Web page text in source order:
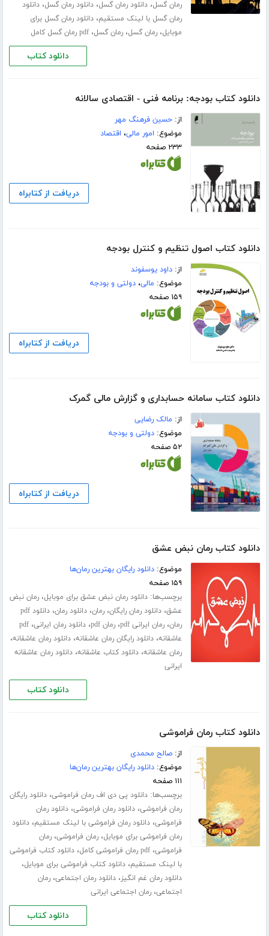
رمان گسل،دانلود رمان گسل،دانلود رمان گسل،دانلود
رمان گسل با لینک مستقیم،دانلود رمان گسل برای
موبایل،رمان گسل،رمان گسل،pdf رمان گسل کامل
دانلود کتاب
دانلود کتاب بودجه: برنامه فنی - اقتصادی سالانه
از:حسین فرهنگ مهر
موضوع: امور مالی، اقتصاد
۲۳۳ صفحه
دریافت از کتابراه
دانلود کتاب اصول تنظیم و کنترل بودجه
از:داود یوسفوند
موضوع: مالی،دولتی و بودجه
۱۵۹ صفحه
دریافت از کتابراه
دانلود کتاب سامانه حسابداری و گزارش مالی گمرک
از: مالک رضایی
موضوع:دولتی و بودجه
۵۲ صفحه
دریافت از کتابراه
دانلود کتاب رمان نبض عشق
موضوع:دانلود رایگان بهترین رمان‌ها
۱۵۹ صفحه
برچسب‌ها:دانلود رمان نبض عشق برای موبایل،رمان نبض
عشق،دانلود رمان رایگان،رمان،دانلود رمان،
دانلود pdf
رمان،رمان ایرانی pdf ،رمان pdf ،دانلود رمان ایرانی،pdf
عاشقانه،دانلود رایگان رمان عاشقانه،دانلود رمان عاشقانه،
رمان عاشقانه،دانلود کتاب عاشقانه،دانلود رمان عاشقانه
ایرانی
دانلود کتاب
دانلود کتاب رمان فراموشی
از:صالح محمدی
موضوع:دانلود رایگان بهترین رمان‌ها
۱۱۱ صفحه
برچسب‌ها:دانلود پی دی اف رمان فراموشی،دانلود رایگان
رمان فراموشی،دانلود رمان فراموشی،دانلود رمان
فراموشی،دانلود رمان فراموشی با لینک مستقیم،دانلود
رمان فراموشی برای موبایل،رمان فراموشی،رمان
فراموشی،pdf رمان فراموشی کامل ،دانلود کتاب فراموشی
با لینک مستقیم،دانلود کتاب فراموشی برای موبایل،
دانلود رمان غم انگیز،دانلود رمان اجتماعی،رمان
اجتماعی،رمان اجتماعی ایرانی
دانلود کتاب